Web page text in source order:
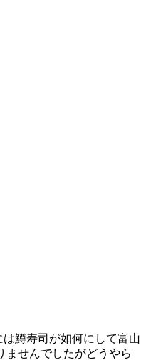
鱒寿司が如何にして富山
ませんでしたがどうやら